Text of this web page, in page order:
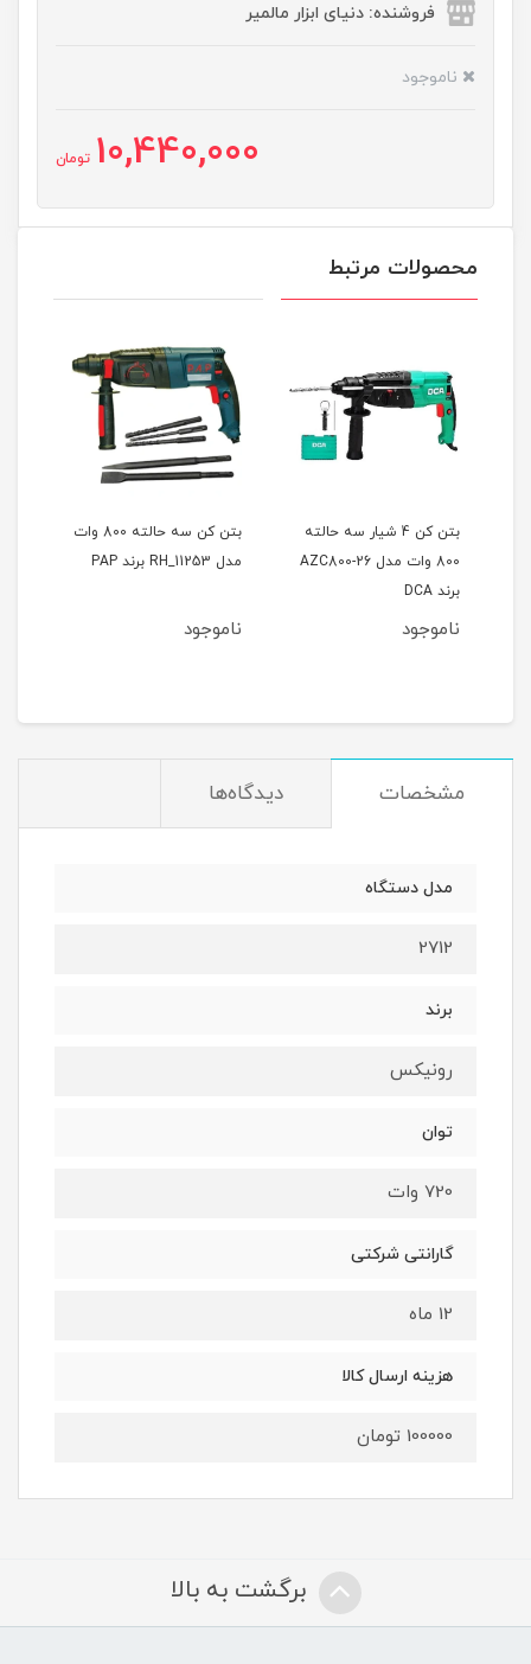
فروشنده: دنیای ابزار مالمیر
ناموجود
10,440,000 تومان
محصولات مرتبط
بتن کن 4 شیار سه حالته
800 وات مدل AZC800-26
برند DCA
ناموجود
بتن کن سه حالته 800 وات
مدل RH_11253 برند PAP
ناموجود
مشخصات دیدگاه‌ها
مدل دستگاه
2712
برند
رونیکس
توان
720 وات
گارانتی شرکتی
12 ماه
هزینه ارسال کالا
100000 تومان
برگشت به بالا